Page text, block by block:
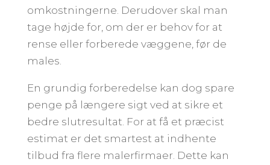
omkostningerne. Derudover skal man
tage højde for, om der er behov for at
rense eller forberede væggene, før de
males.
En grundig forberedelse kan dog spare
penge på længere sigt ved at sikre et
bedre slutresultat. For at få et præcist
estimat er det smartest at indhente
tilbud fra flere malerfirmaer. Dette kan